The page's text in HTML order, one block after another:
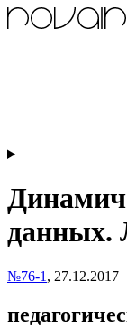
данных.
№76-1 , 27.12.2017